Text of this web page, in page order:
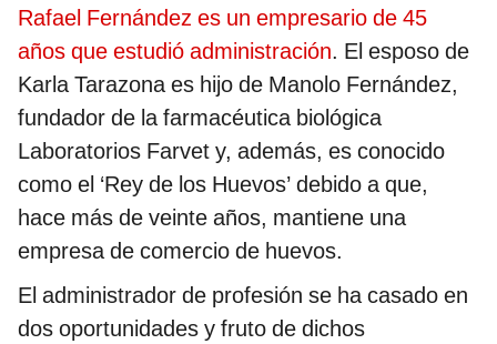
Rafael Fernández es un empresario de 45
años que estudió administración. El esposo de
Karla Tarazona es hijo de Manolo Fernández,
fundador de la farmacéutica biológica
Laboratorios Farvet y, además, es conocido
como el ‘Rey de los Huevos’ debido a que,
hace más de veinte años, mantiene una
empresa de comercio de huevos.
El administrador de profesión se ha casado en
dos oportunidades y fruto de dichos